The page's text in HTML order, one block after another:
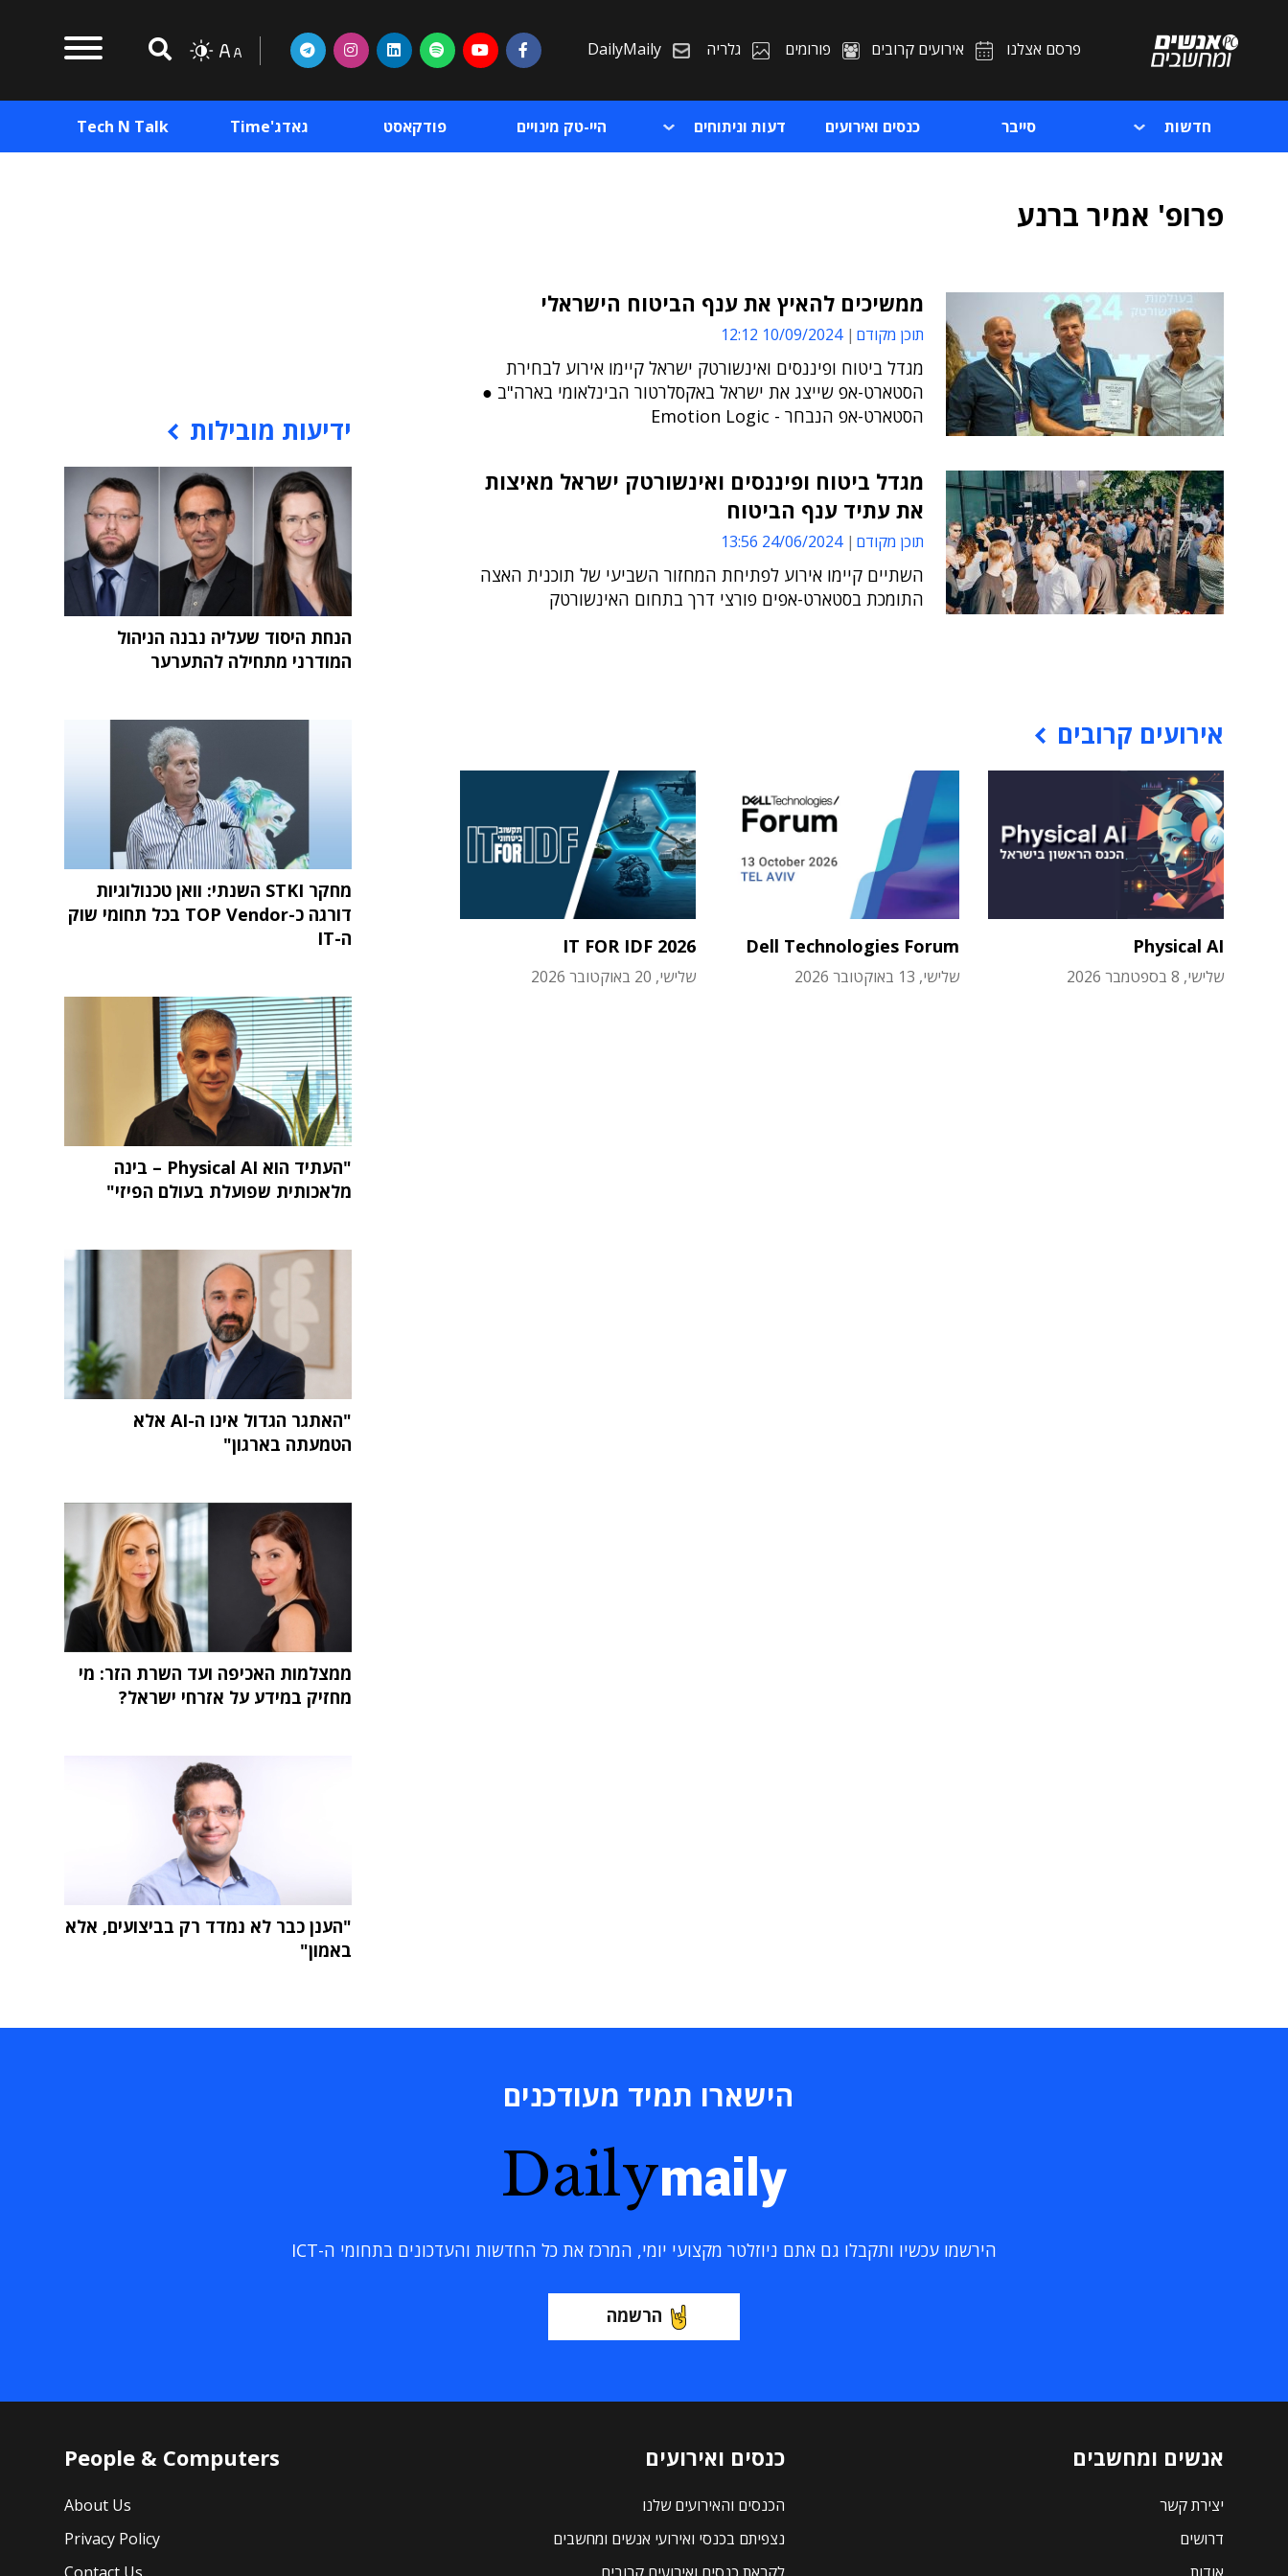
פרסם אצלנו אירועים קרובים פורומים גלריה DailyMaily
חדשות סייבר כנסים ואירועים דעות וניתוחים היי-טק מינויים פודקאסט גאדג'Time Tech N Talk
פרופ' אמיר ברנע
ממשיכים להאיץ את ענף הביטוח הישראלי
תוכן מקודם 10/09/2024 12:12
מגדל ביטוח ופיננסים ואינשורטק ישראל קיימו אירוע לבחירת
הסטארט-אפ שייצג את ישראל באקסלרטור הבינלאומי בארה"ב ●
הסטארט-אפ הנבחר - Emotion Logic
מגדל ביטוח ופיננסים ואינשורטק ישראל מאיצות
את עתיד ענף הביטוח
תוכן מקודם 24/06/2024 13:56
השתיים קיימו אירוע לפתיחת המחזור השביעי של תוכנית האצה
התומכת בסטארט-אפים פורצי דרך בתחום האינשורטק
אירועים קרובים
Physical AI
שלישי, 8 בספטמבר 2026
Dell Technologies Forum
שלישי, 13 באוקטובר 2026
IT FOR IDF 2026
שלישי, 20 באוקטובר 2026
ידיעות מובילות
הנחת היסוד שעליה נבנה הניהול
המודרני מתחילה להתערער
מחקר STKI השנתי: וואן טכנולוגיות
דורגה כ-TOP Vendor בכל תחומי שוק
ה-IT
"העתיד הוא Physical AI – בינה
מלאכותית שפועלת בעולם הפיזי"
"האתגר הגדול אינו ה-AI אלא
הטמעתה בארגון"
ממצלמות האכיפה ועד השרת הזר: מי
מחזיק במידע על אזרחי ישראל?
"הענן כבר לא נמדד רק בביצועים, אלא
באמון"
הישארו תמיד מעודכנים
Dailymaily
הירשמו עכשיו ותקבלו גם אתם ניוזלטר מקצועי יומי, המרכז את כל החדשות והעדכונים בתחומי ה-ICT
הרשמה
אנשים ומחשבים
יצירת קשר
דרושים
כנסים ואירועים
הכנסים והאירועים שלנו
נצפיתם בכנסי ואירועי אנשים ומחשבים
People & Computers
About Us
Privacy Policy